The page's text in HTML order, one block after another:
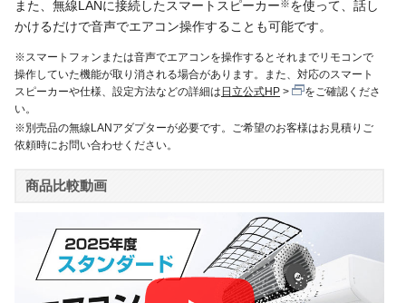
また、無線LANに接続したスマートスピーカー※を使って、話し
かけるだけで音声でエアコン操作することも可能です。
※スマートフォンまたは音声でエアコンを操作するとそれまでリモコンで
操作していた機能が取り消される場合があります。また、対応のスマート
スピーカーや仕様、設定方法などの詳細は 日立公式HP
をご確認くださ
い。
※別売品の無線LANアダプターが必要です。ご希望のお客様はお見積りご
依頼時にお問い合わせください。
商品比較動画